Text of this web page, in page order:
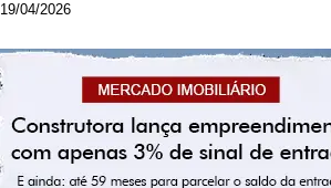
19/04/2026